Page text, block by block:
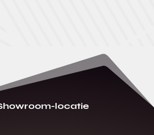
locatie